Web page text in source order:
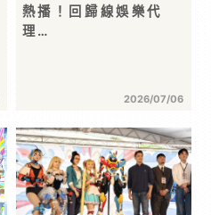
熱播！回歸線娛樂代
理…
2026/07/06